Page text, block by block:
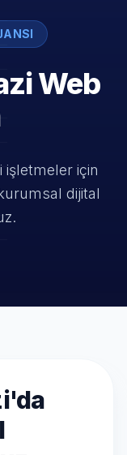
Web
işletmeler için
dijital